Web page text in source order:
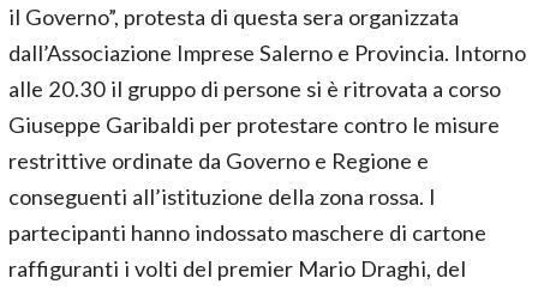
il Governo”, protesta di questa sera organizzata
dall’Associazione Imprese Salerno e Provincia. Intorno
alle 20.30 il gruppo di persone si è ritrovata a corso
Giuseppe Garibaldi per protestare contro le misure
restrittive ordinate da Governo e Regione e
conseguenti all’istituzione della zona rossa. I
partecipanti hanno indossato maschere di cartone
raffiguranti i volti del premier Mario Draghi, del